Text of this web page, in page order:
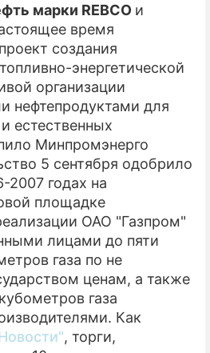
марки REBCO и
время
создания
энергетической
организации
нефтепродуктами для
естественных
Минпромэнерго
5 сентября одобрило
2007 годах на
площадке
ОАО "Газпром"
лицами до пяти
газа по не
ценам, а также
газа
Как
, торги,